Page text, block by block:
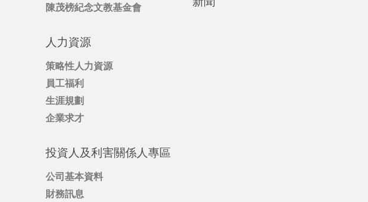
陳茂榜紀念文教基金會
人力資源
策略性人力資源
員工福利
生涯規劃
企業求才
投資人及利害關係人專區
公司基本資料
財務訊息